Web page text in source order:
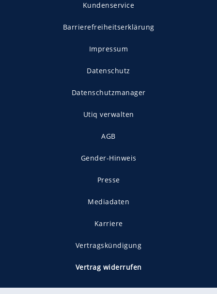
Kundenservice
Barrierefreiheitserklärung
Impressum
Datenschutz
Datenschutzmanager
Utiq verwalten
AGB
Gender-Hinweis
Presse
Mediadaten
Karriere
Vertragskündigung
Vertrag widerrufen